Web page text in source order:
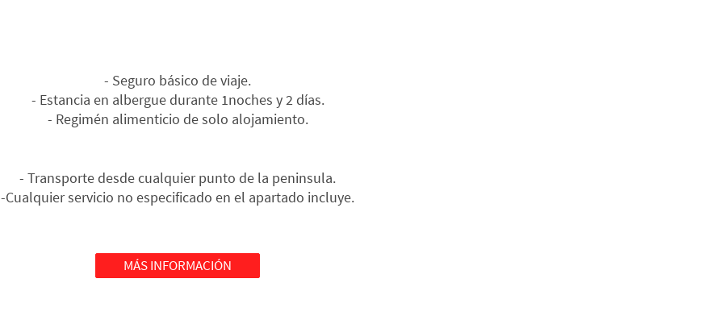
- Seguro básico de viaje.
- Estancia en albergue durante 1noches y 2 días.
- Regimén alimenticio de solo alojamiento.
- Transporte desde cualquier punto de la peninsula.
-Cualquier servicio no especificado en el apartado incluye.
MÁS INFORMACIÓN